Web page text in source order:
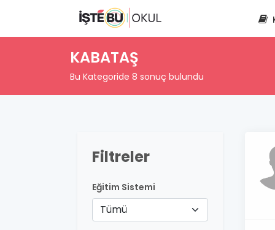
KABATAŞ
Bu Kategoride 8 sonuç bulundu
Filtreler
Eğitim Sistemi
Tümü